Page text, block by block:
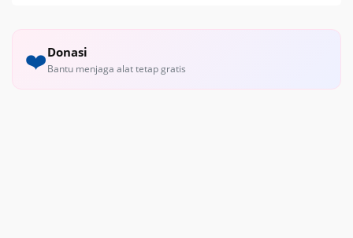
❤️Donasi
Bantu menjaga alat tetap gratis